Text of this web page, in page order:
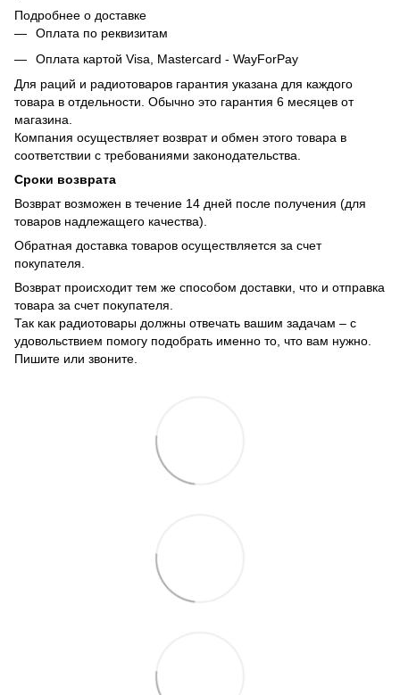
Подробнее о доставке
Оплата по реквизитам
Оплата картой Visa, Mastercard - WayForPay
Для раций и радиотоваров гарантия указана для каждого
товара в отдельности. Обычно это гарантия 6 месяцев от
магазина.
Компания осуществляет возврат и обмен этого товара в
соответствии с требованиями законодательства.
Сроки возврата
Возврат возможен в течение 14 дней после получения (для
товаров надлежащего качества).
Обратная доставка товаров осуществляется за счет
покупателя.
Возврат происходит тем же способом доставки, что и отправка
товара за счет покупателя.
Так как радиотовары должны отвечать вашим задачам – с
удовольствием помогу подобрать именно то, что вам нужно.
Пишите или звоните.